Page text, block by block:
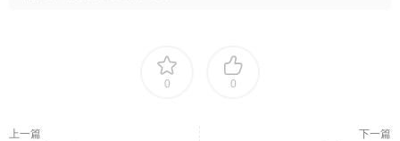
0 0
上一篇 下一篇